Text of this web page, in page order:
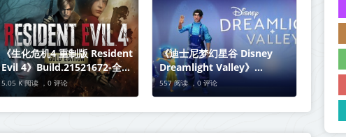
《生化危机4 重制版 Resident
Evil 4》Build.21521672-全
DLC+新增艾达王DLC丨中文版
网盘下载
5.05 K 阅读 ， 0 评论
《迪士尼梦幻星谷 Disney
Dreamlight Valley》
v1.20.11.14-豪华版+全
DLC+送修改器丨中文版网盘
557 阅读 ， 0 评论